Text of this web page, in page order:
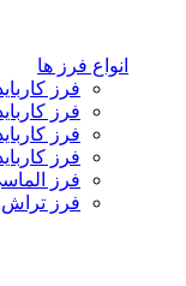
انواع فرز ها
فرز
فرز کارباید
فرز
فرز
فرز
فرز تراش